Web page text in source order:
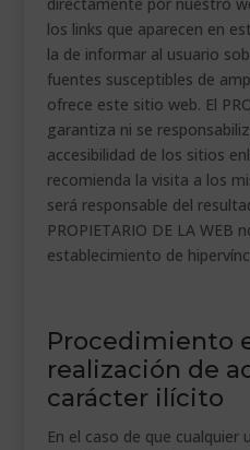
los links que aparecen en
la de informar al usuario
fuentes susceptibles de
ofrece este sitio web. El
garantiza ni se
accesibilidad de los sitios
recomienda la visita a los
será responsable del
PROPIETARIO DE LA WEB
establecimiento de
Procedimiento
realización de
carácter ilícito
En el caso de que cualquier